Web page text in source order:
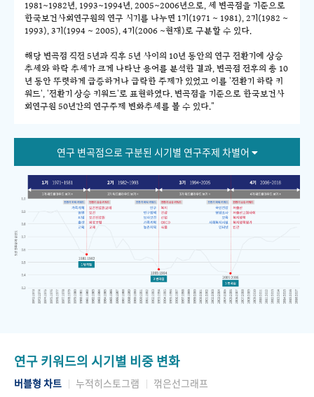
1981~1982년, 1993~1994년, 2005~2006년으로, 세 변곡점을 기준으로
한국보건사회연구원의 연구 시기를 나누면 1기(1971 ~ 1981), 2기(1982 ~
1993), 3기(1994 ~ 2005), 4기(2006 ~현재)로 구분할 수 있다.
해당 변곡점 직전 5년과 직후 5년 사이의 10년 동안의 연구 전환기에 상승
추세와 하락 추세가 크게 나타난 용어를 분석한 결과, 변곡점 전후의 총 10
년 동안 뚜렷하게 급증하거나 급락한 주제가 있었고 이를 '전환기 하락 키
워드', '전환기 상승 키워드'로 표현하였다. 변곡점을 기준으로 한국보건사
회연구원 50년간의 연구주제 변화추세를 볼 수 있다."
연구 변곡점으로 구분된 시기별 연구주제 차별어
연구 키워드의 시기별 비중 변화
버블형 차트 누적히스토그램 꺾은선그래프